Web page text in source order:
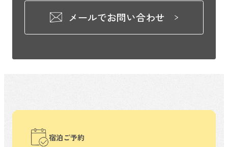
メールでお問い合わせ
宿泊ご予約